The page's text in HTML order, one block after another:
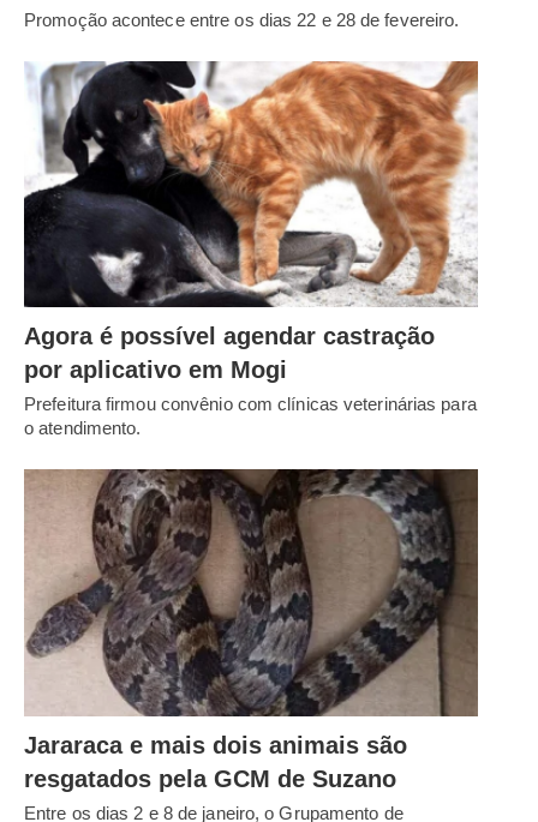
Promoção acontece entre os dias 22 e 28 de fevereiro.
Agora é possível agendar castração
por aplicativo em Mogi
Prefeitura firmou convênio com clínicas veterinárias para
o atendimento.
Jararaca e mais dois animais são
resgatados pela GCM de Suzano
Entre os dias 2 e 8 de janeiro, o Grupamento de